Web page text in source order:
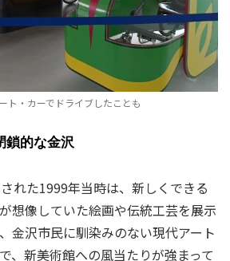
ト・カーでドライブしたことも
鎖的な金沢
れた1999年当時は、新しくできる
想像していた絵画や伝統工芸を展示
金沢市民に馴染みのない現代アート
、新美術館への風当たりが強まって